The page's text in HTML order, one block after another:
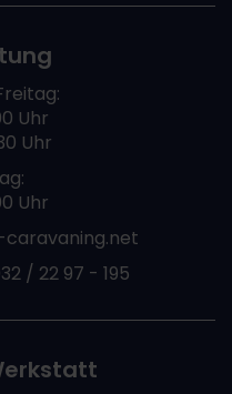
Uhr
Uhr
Uhr
/ 22 97 - 195